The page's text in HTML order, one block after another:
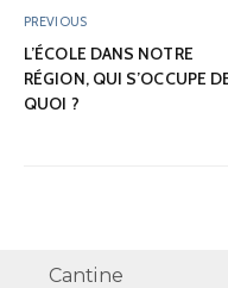
PREVIOUS
L’ÉCOLE DANS NOTRE
RÉGION, QUI S’OCCUPE
QUOI ?
Cantine